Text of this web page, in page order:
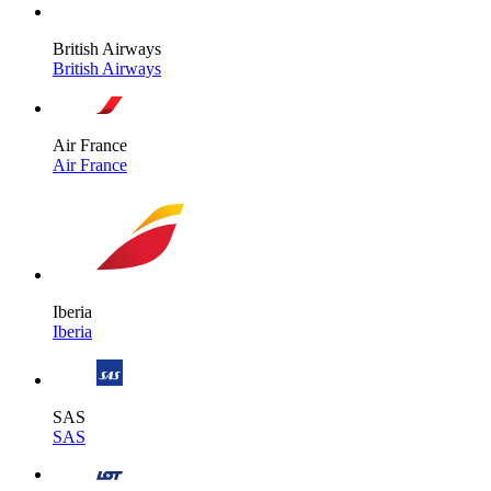
British Airways
British Airways
Air France
Air France
Iberia
Iberia
SAS
SAS